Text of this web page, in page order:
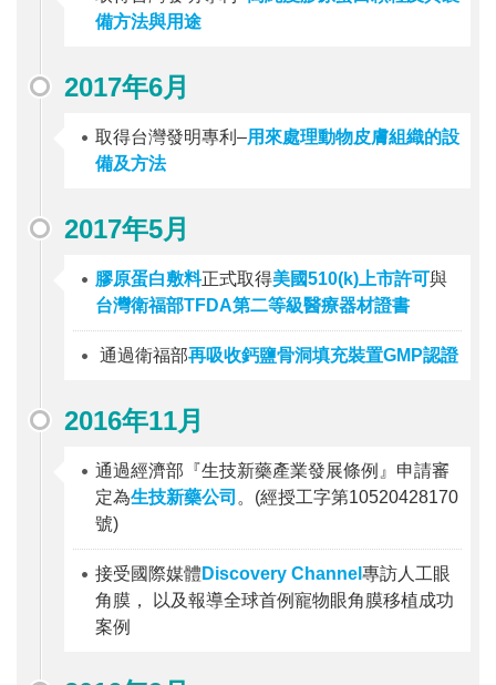
備方法與用途
2017年6月
取得台灣發明專利–用來處理動物皮膚組織的設
備及方法
2017年5月
膠原蛋白敷料正式取得美國510(k)上市許可與
台灣衛福部TFDA第二等級醫療器材證書
通過衛福部再吸收鈣鹽骨洞填充裝置GMP認證
2016年11月
通過經濟部『生技新藥產業發展條例』申請審
定為生技新藥公司 。(經授工字第10520428170
號)
接受國際媒體 Discovery Channel專訪人工眼
角膜， 以及報導全球首例寵物眼角膜移植成功
案例